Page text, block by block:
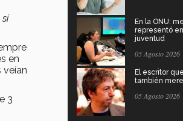
en
veían
3
En la ONU:
representó
juventud
05 Agosto 2026
El escritor
también
05 Agosto 2026